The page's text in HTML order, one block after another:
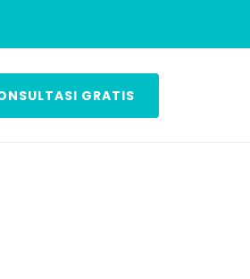
GRATIS